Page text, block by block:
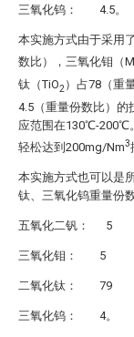
三氧化钨： 4.5。
本实施方式由于采用
数比），三氧化钼（
钛（TiO2 ）占78（重
4.5（重量份数比）的
应范围在130℃-200℃
轻松达到200mg/Nm3
本实施方式也可以是
钛、三氧化钨重量份
五氧化二钒： 5
三氧化钼： 5
二氧化钛： 79
三氧化钨： 4。